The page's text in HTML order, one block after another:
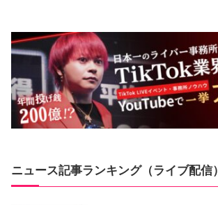
ニュース記事ランキング（ライブ配信）